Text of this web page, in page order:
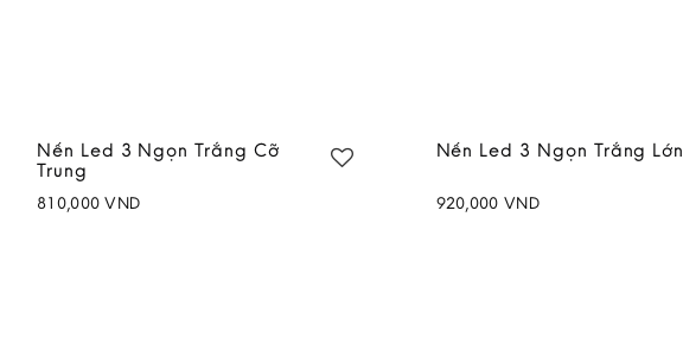
Nến Led 3 Ngọn Trắng Cỡ
Trung
810,000VND
Nến Led 3 Ngọn Trắng Lớn
920,000 VND